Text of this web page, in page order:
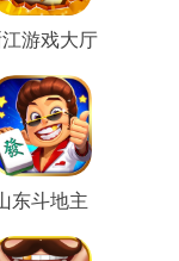
游戏大厅
东斗地主